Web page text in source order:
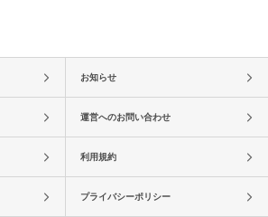
お知らせ
運営へのお問い合わせ
利用規約
プライバシーポリシー